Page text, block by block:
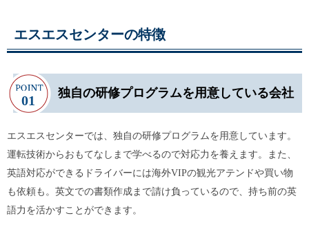
エスエスセンターの特徴
独自の研修プログラムを用意している会社
エスエスセンターでは、独自の研修プログラムを用意しています。
運転技術からおもてなしまで学べるので対応力を養えます。また、
英語対応ができるドライバーには海外VIPの観光アテンドや買い物
も依頼も。英文での書類作成まで請け負っているので、持ち前の英
語力を活かすことができます。